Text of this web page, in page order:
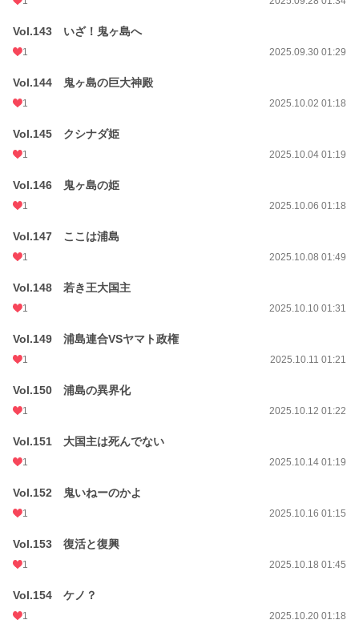
Vol.143 いざ！鬼ヶ島へ
1 2025.09.30 01:29
Vol.144 鬼ヶ島の巨大神殿
1 2025.10.02 01:18
Vol.145 クシナダ姫
1 2025.10.04 01:19
Vol.146 鬼ヶ島の姫
1 2025.10.06 01:18
Vol.147 ここは浦島
1 2025.10.08 01:49
Vol.148 若き王大国主
1 2025.10.10 01:31
Vol.149 浦島連合VSヤマト政権
1 2025.10.11 01:21
Vol.150 浦島の異界化
1 2025.10.12 01:22
Vol.151 大国主は死んでない
1 2025.10.14 01:19
Vol.152 鬼いねーのかよ
1 2025.10.16 01:15
Vol.153 復活と復興
1 2025.10.18 01:45
Vol.154 ケノ？
1 2025.10.20 01:18